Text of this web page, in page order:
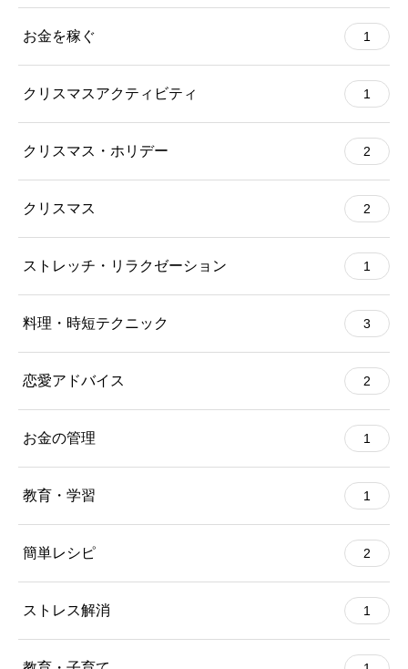
お金を稼ぐ 1
クリスマスアクティビティ 1
クリスマス・ホリデー 2
クリスマス 2
ストレッチ・リラクゼーション 1
料理・時短テクニック 3
恋愛アドバイス 2
お金の管理 1
教育・学習 1
簡単レシピ 2
ストレス解消 1